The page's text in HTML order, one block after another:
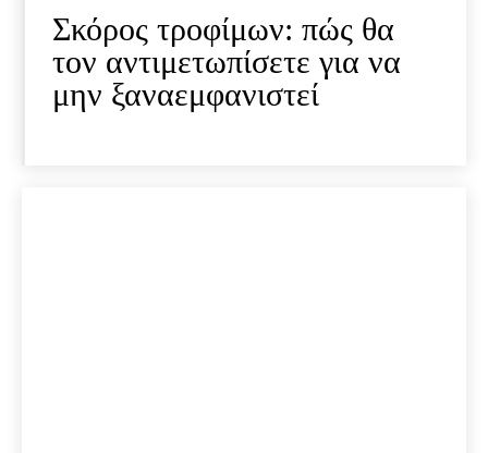
Σκόρος τροφίμων: πώς θα
τον αντιμετωπίσετε για να
μην ξαναεμφανιστεί